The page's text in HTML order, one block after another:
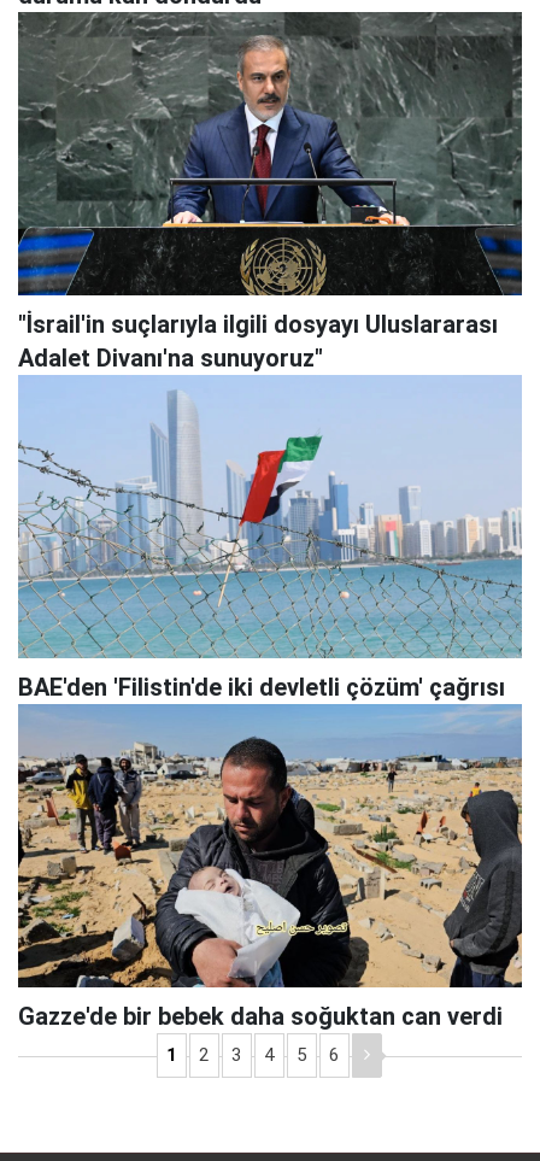
"İsrail'in suçlarıyla ilgili dosyayı Uluslararası
Adalet Divanı'na sunuyoruz"
BAE'den 'Filistin'de iki devletli çözüm' çağrısı
Gazze'de bir bebek daha soğuktan can verdi
1 2 3 4 5 6